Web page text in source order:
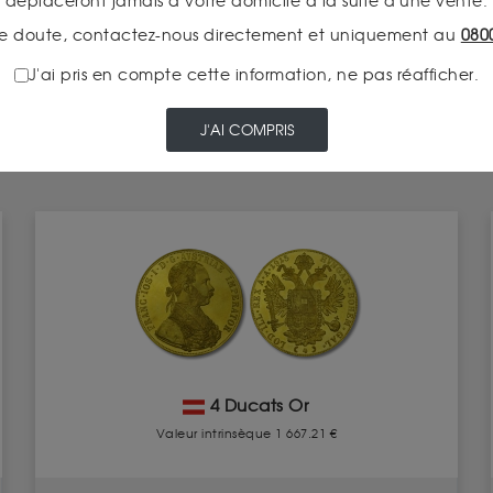
4 Ducats Or
Valeur intrinsèque 1 667.21 €
doute, contactez-nous directement et uniquement au
J'ai pris en compte cette information, ne pas réafficher.
J'AI COMPRIS